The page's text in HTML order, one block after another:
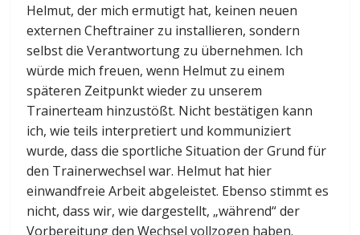
Helmut, der mich ermutigt hat, keinen neuen
externen Cheftrainer zu installieren, sondern
selbst die Verantwortung zu übernehmen. Ich
würde mich freuen, wenn Helmut zu einem
späteren Zeitpunkt wieder zu unserem
Trainerteam hinzustößt. Nicht bestätigen kann
ich, wie teils interpretiert und kommuniziert
wurde, dass die sportliche Situation der Grund für
den Trainerwechsel war. Helmut hat hier
einwandfreie Arbeit abgeleistet. Ebenso stimmt es
nicht, dass wir, wie dargestellt, „während“ der
Vorbereitung den Wechsel vollzogen haben.